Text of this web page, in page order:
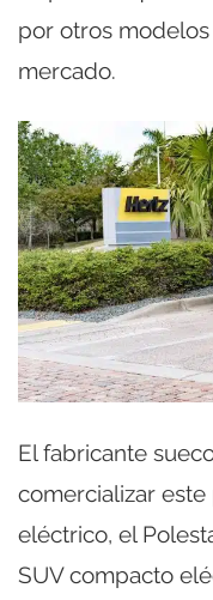
por otros
mercado.
El fabricante
comercializar
eléctrico, el
SUV compacto